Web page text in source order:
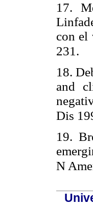
17.
con el
231.
18.
and
Dis
19.
N